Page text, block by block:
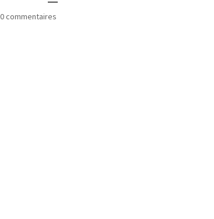
0 commentaires